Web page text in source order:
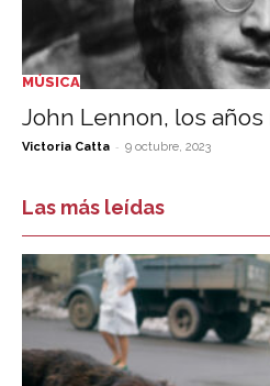
MÚSICA
John Lennon, los
Victoria Catta - 9 octubre, 2023
Las más leídas